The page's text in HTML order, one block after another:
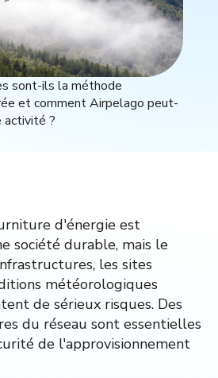
sont-ils la méthode
et comment Airpelago peut-
?
d'énergie est
société durable, mais le
les sites
météorologiques
de sérieux risques. Des
du réseau sont essentielles
de l'approvisionnement